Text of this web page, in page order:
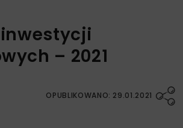
– 2021
OPUBLIKOWANO: 29.01.2021